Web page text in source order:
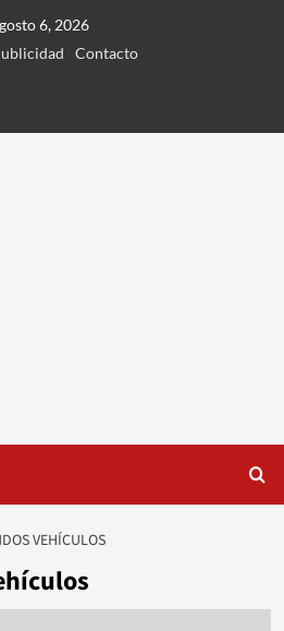
6, 2026
Contacto
VEHÍCULOS